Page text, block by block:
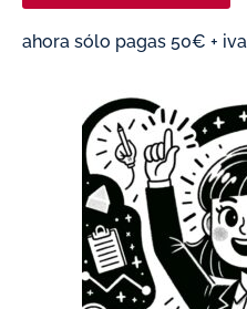
ahora sólo pagas 50€ + iva